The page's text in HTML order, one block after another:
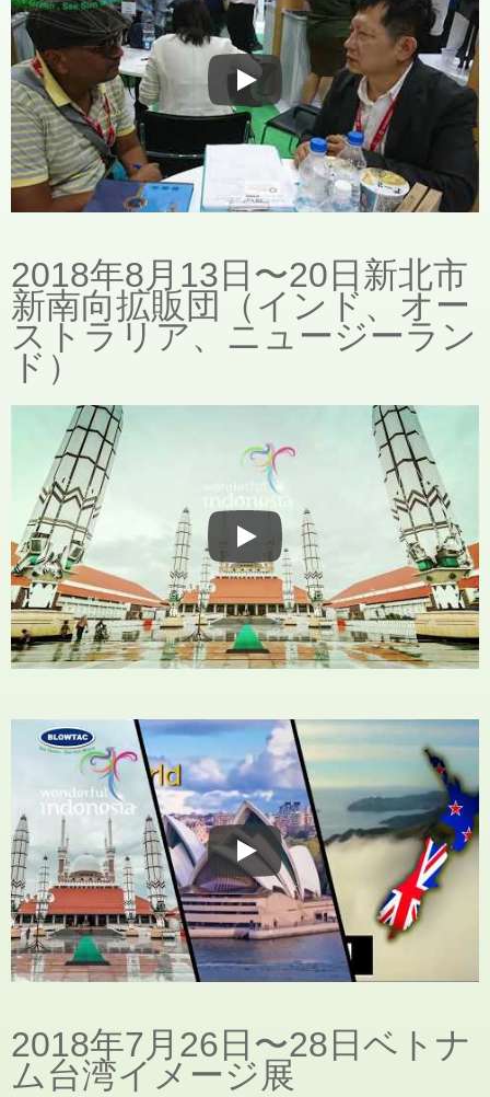
展示会
2018年8月13日〜20日新北市
新南向拡販団（インド、オー
ストラリア、ニュージーラン
ド）
展示会
展示会
2018年7月26日〜28日ベトナ
ム台湾イメージ展